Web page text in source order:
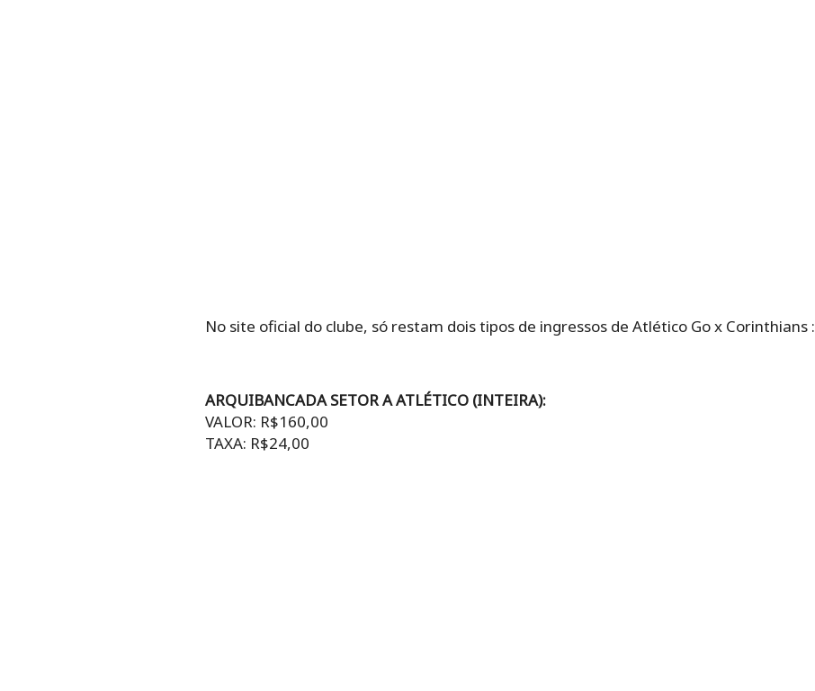
No site oficial do clube, só restam dois tipos de ingressos de Atlético Go x Corinthians :
ARQUIBANCADA SETOR A ATLÉTICO (INTEIRA):
VALOR: R$160,00
TAXA: R$24,00